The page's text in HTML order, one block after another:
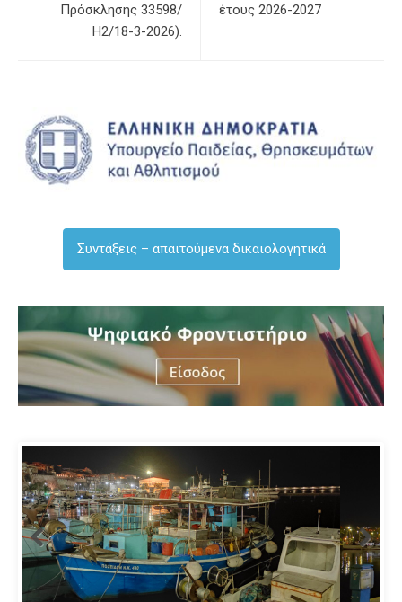
Πρόσκλησης 33598/
Η2/18-3-2026).
έτους 2026-2027
Συντάξεις – απαιτούμενα δικαιολογητικά